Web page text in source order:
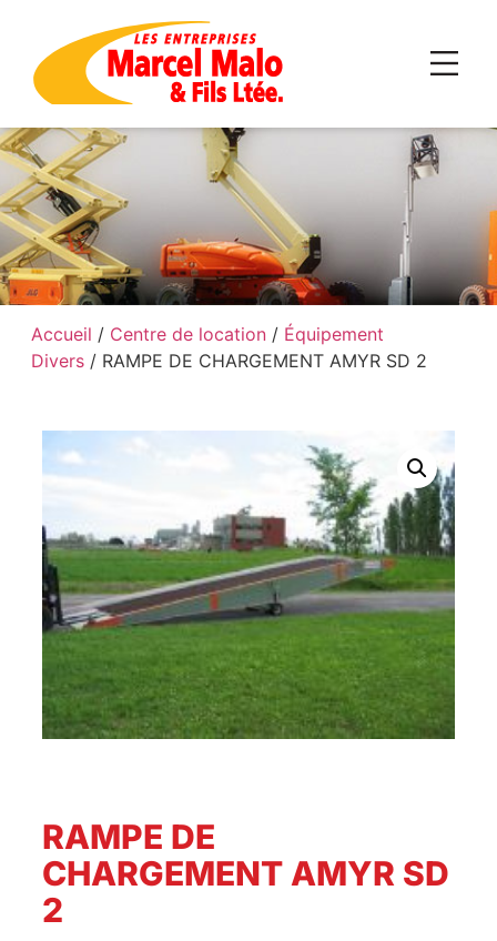
Accueil / Centre de location/ Équipement
Divers/ RAMPE DE CHARGEMENT AMYR SD 2
RAMPE DE
CHARGEMENT AMYR SD
2